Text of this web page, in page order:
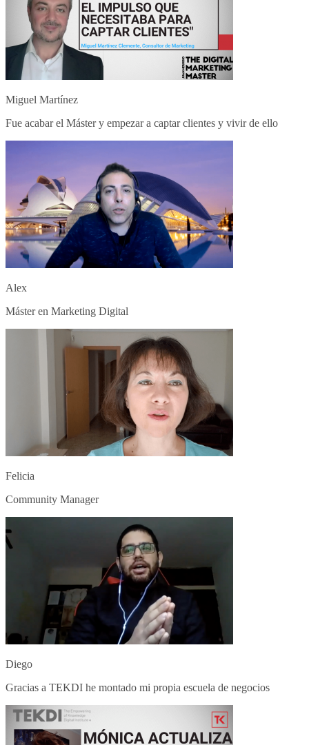
Miguel Martínez
Fue acabar el Máster y empezar a captar clientes y vivir de ello
Alex
Máster en Marketing Digital
Felicia
Community Manager
Diego
Gracias a TEKDI he montado mi propia escuela de negocios